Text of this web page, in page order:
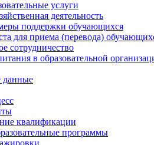
услуги
деятельность
поддержки обучающихся
для приема (перевода)
сотрудничество
в образовательной
данные
квалификации
программы